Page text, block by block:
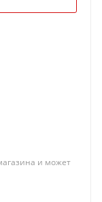
и может